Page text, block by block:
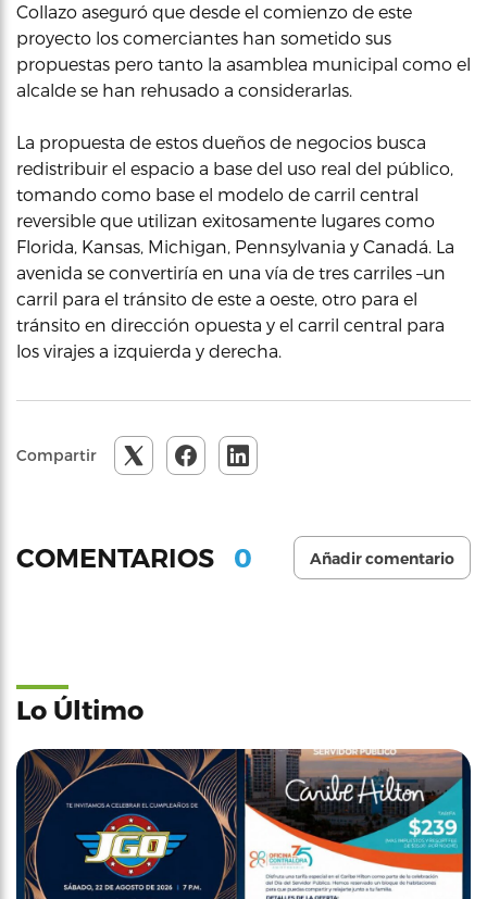
Collazo aseguró que desde el comienzo de este
proyecto los comerciantes han sometido sus
propuestas pero tanto la asamblea municipal como el
alcalde se han rehusado a considerarlas.
La propuesta de estos dueños de negocios busca
redistribuir el espacio a base del uso real del público,
tomando como base el modelo de carril central
reversible que utilizan exitosamente lugares como
Florida, Kansas, Michigan, Pennsylvania y Canadá. La
avenida se convertiría en una vía de tres carriles –un
carril para el tránsito de este a oeste, otro para el
tránsito en dirección opuesta y el carril central para
los virajes a izquierda y derecha.
Compartir
COMENTARIOS 0 Añadir comentario
Lo Último